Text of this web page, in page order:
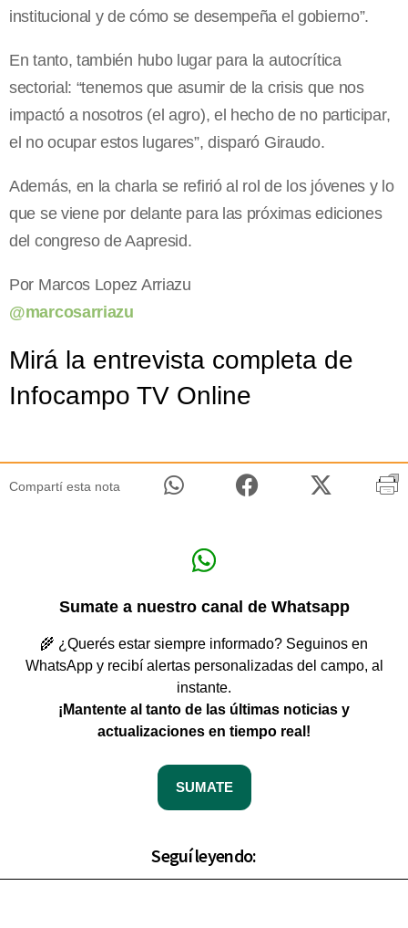
institucional y de cómo se desempeña el gobierno”.
En tanto, también hubo lugar para la autocrítica
sectorial: “tenemos que asumir de la crisis que nos
impactó a nosotros (el agro), el hecho de no participar,
el no ocupar estos lugares”, disparó Giraudo.
Además, en la charla se refirió al rol de los jóvenes y lo
que se viene por delante para las próximas ediciones
del congreso de Aapresid.
Por Marcos Lopez Arriazu
@marcosarriazu
Mirá la entrevista completa de
Infocampo TV Online
Compartí esta nota
Sumate a nuestro canal de Whatsapp
🌾 ¿Querés estar siempre informado? Seguinos en
WhatsApp y recibí alertas personalizadas del campo, al
instante.
¡Mantente al tanto de las últimas noticias y
actualizaciones en tiempo real!
SUMATE
Seguí leyendo: